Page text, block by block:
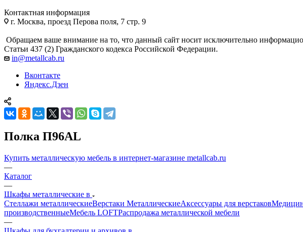
Контактная информация
г. Москва, проезд Перова поля, 7 стр. 9
Обращаем ваше внимание на то, что данный сайт носит исключительно
Статьи 437 (2) Гражданского кодекса Российской Федерации.
in@metallcab.ru
Вконтакте
Яндекс.Дзен
Полка П96AL
Купить металлическую мебель в интернет-магазине metallcab.ru
—
Каталог
—
Шкафы металлические в
Стеллажи металлическиеВерстаки МеталлическиеАксессуары для верстаков
производственныеМебель LOFTРаспродажа металлической мебели
—